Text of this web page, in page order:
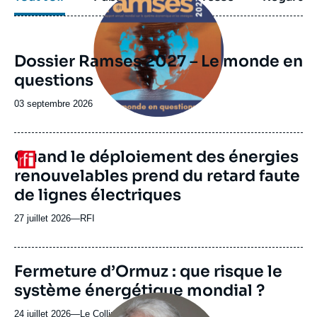
principale
Dossier Ramses 2027 – Le monde en
questions
Date
publication
03 septembre 2026
Logo
URL
de
Spotify
Quand le déploiement des énergies
renouvelables prend du retard faute
de lignes électriques
27 juillet 2026—Nom
journal,
ou
émission
RFI
URL
de
Spotify
Fermeture d’Ormuz : que risque le
système énergétique mondial ?
24 juillet 2026—Nom
Le Collimateur
Image
principale